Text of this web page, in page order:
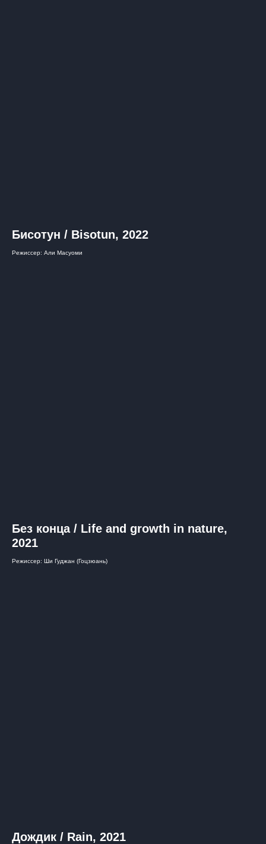
Бисотун / Bisotun, 2022
Режиссер: Али Масуоми
Без конца / Life and growth in nature,
2021
Режиссер: Ши Гуджан (Гоцзюань)
Дождик / Rain, 2021